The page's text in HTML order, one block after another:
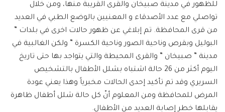
للظهور في مدينة صبيخان والقرى القريبة منها، ومن خلال
تواصلي مع عدد الأصدقاء و المعنيين بالوضع الطبي في العديد
من قرى المحافظة. تم إبلاغي عن ظهور حالات اخرى في بلدات ”
البوليل وبقرص وناحية الصور وناحية الكسرة ” ولكن الغالبية في
مدينة ” صبيخان ” والقرى المحيطة والتي يتواجد بها حتى تاريخ
اليوم أكثر من 26 حالة اشتباه بشلل الأطفال بالتشخيص
السريري وقد تم تأكيد إحدى الحالات مخبرياً وهذا يعني عودة
المرض للمحافظة ومن المعلوم أنّ كل حالة شلل أطفال ظاهرة
يقابلها خطر إصابة العديد من الأطفال.